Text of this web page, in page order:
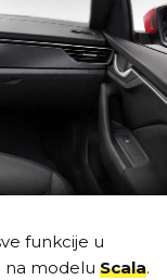
funkcije u
na modelu Scala.